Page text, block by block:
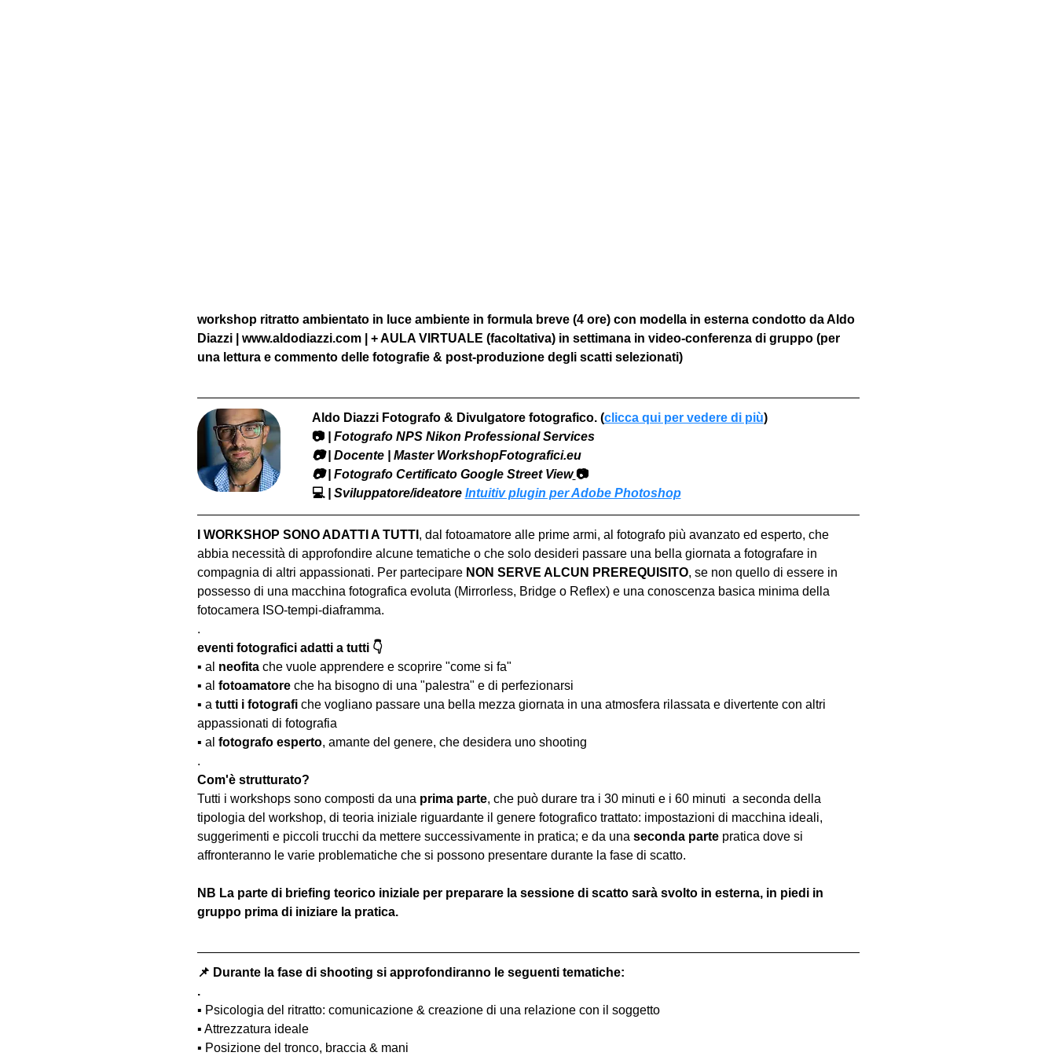
workshop ritratto ambientato in luce ambiente in formula breve (4 ore) con modella in esterna condotto da Aldo
Diazzi | www.aldodiazzi.com | + AULA VIRTUALE (facoltativa) in settimana in video-conferenza di gruppo (per
una lettura e commento delle fotografie & post-produzione degli scatti selezionati)
Aldo Diazzi Fotografo & Divulgatore fotografico. (clicca qui per vedere di più)
📷 | Fotografo NPS Nikon Professional Services
​📷 | Docente | Master WorkshopFotografici.eu
📷 | Fotografo Certificato Google Street View 📷
💻 | Sviluppatore/ideatore Intuitiv plugin per Adobe Photoshop
I WORKSHOP SONO ADATTI A TUTTI , dal fotoamatore alle prime armi, al fotografo più avanzato ed esperto, che
abbia necessità di approfondire alcune tematiche o che solo desideri passare una bella giornata a fotografare in
compagnia di altri appassionati. Per partecipare NON SERVE ALCUN PREREQUISITO, se non quello di essere in
possesso di una macchina fotografica evoluta (Mirrorless, Bridge o Reflex) e una conoscenza basica minima della
fotocamera ISO-tempi-diaframma.
.
eventi fotografici adatti a tutti 👇
▪️ al neofita che vuole apprendere e scoprire "come si fa"
▪️ al fotoamatore che ha bisogno di una "palestra" e di perfezionarsi
▪️ a tutti i fotografi che vogliano passare una bella mezza giornata in una atmosfera rilassata e divertente con altri
appassionati di fotografia
▪️ al fotografo esperto, amante del genere, che desidera uno shooting
.
Com'è strutturato?
Tutti i workshops sono composti da una prima parte, che può durare tra i 30 minuti e i 60 minuti  a seconda della
tipologia del workshop, di teoria iniziale riguardante il genere fotografico trattato: impostazioni di macchina ideali,
suggerimenti e piccoli trucchi da mettere successivamente in pratica; e da una seconda parte pratica dove si
affronteranno le varie problematiche che si possono presentare durante la fase di scatto.
NB La parte di briefing teorico iniziale per preparare la sessione di scatto sarà svolto in esterna, in piedi in
gruppo prima di iniziare la pratica.
📌 Durante la fase di shooting si approfondiranno le seguenti tematiche:
.
▪️ Psicologia del ritratto: comunicazione & creazione di una relazione con il soggetto
▪️ Attrezzatura ideale
▪️ Posizione del tronco, braccia & mani